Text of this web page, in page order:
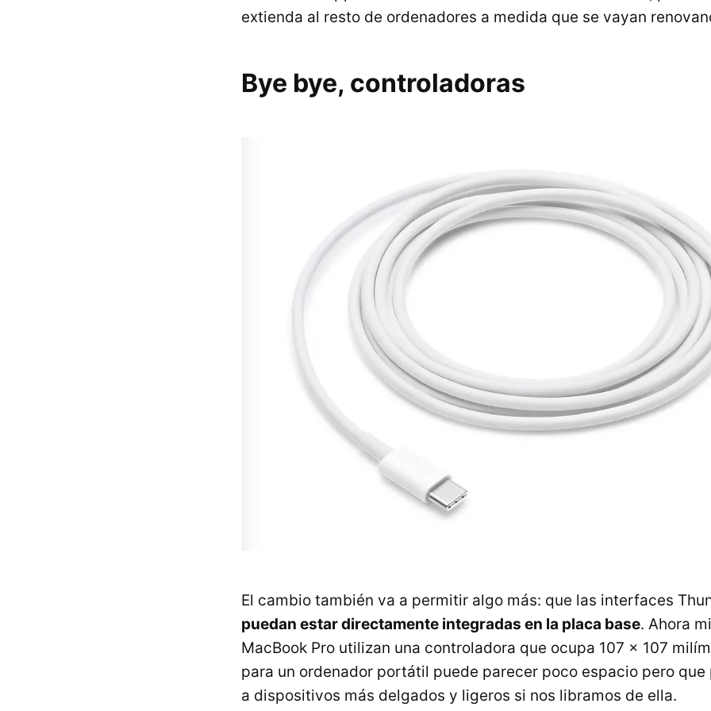
extienda al resto de ordenadores a medida que se vayan
Bye bye, controladoras
El cambio también va a permitir algo más: que las interfaces
puedan estar directamente integradas en la placa base. Ahora
MacBook Pro utilizan una controladora que ocupa 107 x 107
para un ordenador portátil puede parecer poco espacio pero que
a dispositivos más delgados y ligeros si nos libramos de ella.